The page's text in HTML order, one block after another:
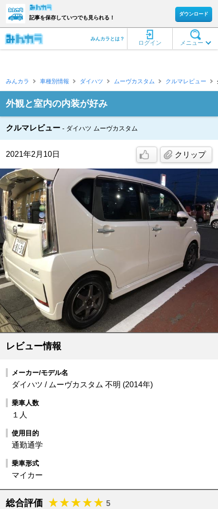
記事を保存していつでも見られる！
ダウンロード
メニュー
ログイン
みんカラとは？
みんカラ 車種別情報 ダイハツ ムーヴカスタム クルマレビュー
外観と室内の内装が好み
クルマレビュー ダイハツ ムーヴカスタム
2021年2月10日 クリップ
レビュー情報
メーカー/モデル名
ダイハツ / ムーヴカスタム 不明 (2014年)
乗車人数
１人
使用目的
通勤通学
乗車形式
マイカー
総合評価 5